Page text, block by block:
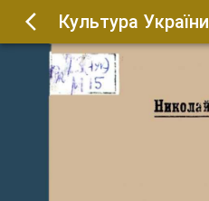
Культура України